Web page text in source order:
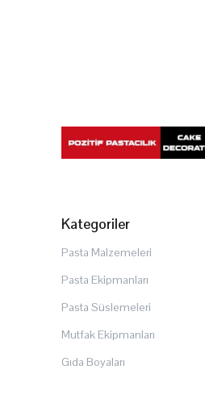
Kategoriler
Pasta Malzemeleri
Pasta Ekipmanları
Pasta Süslemeleri
Mutfak Ekipmanları
Gıda Boyaları